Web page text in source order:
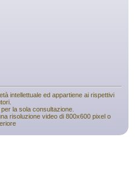
intellettuale ed appartiene ai rispettivi
la sola consultazione.
risoluzione video di 800x600 pixel o